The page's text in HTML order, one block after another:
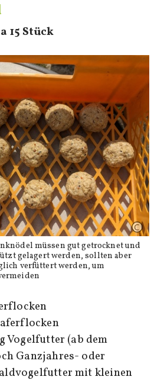
15 Stück
müssen gut getrocknet und
gelagert werden, sollten aber
verfüttert werden, um
Vogelfutter (ab dem
Ganzjahres- oder
mit kleinen